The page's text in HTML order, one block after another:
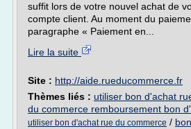
suffit lors de votre nouvel achat de
compte client. Au moment du
paragraphe « Paiement en...
Lire la suite
Site : http://aide.rueducommerce.fr
Thèmes liés : utiliser bon d'achat
du commerce remboursement bon
utiliser bon d'achat rue du commerce /